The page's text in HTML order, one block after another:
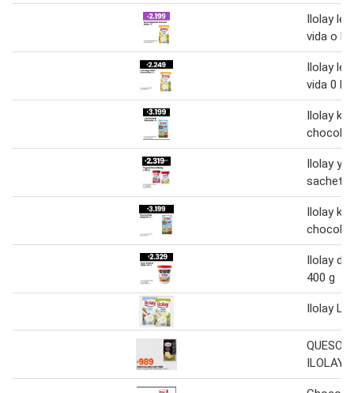
Ilolay
vida o
Ilolay
vida 0
Ilolay
Ilolay
sachet
Ilolay
Ilolay
400 g
Ilolay
QUESO
ILOLAY